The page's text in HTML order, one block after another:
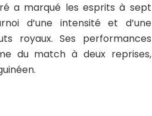
a marqué les esprits à sept
d’une intensité et d’une
royaux. Ses performances
du match à deux reprises,